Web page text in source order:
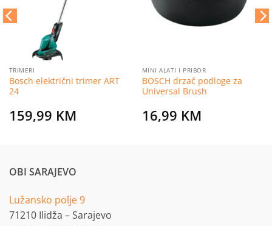
TRIMERI
Bosch električni trimer ART
24
159,99 KM
MINI ALATI I PRIBOR
BOSCH drzač podloge za
Universal Brush
16,99 KM
OBI SARAJEVO
Lužansko polje 9
71210 Ilidža – Sarajevo